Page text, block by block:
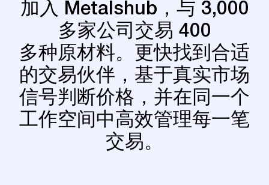
加入 Metalshub，与 3,000
多家公司交易 400
多种原材料。更快找到合适
的交易伙伴，基于真实市场
信号判断价格，并在同一个
工作空间中高效管理每一笔
交易。